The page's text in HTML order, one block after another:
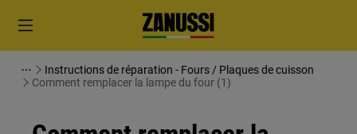
Instructions de réparation - Fours / Plaques de cuisson
Comment remplacer la lampe du four (1)